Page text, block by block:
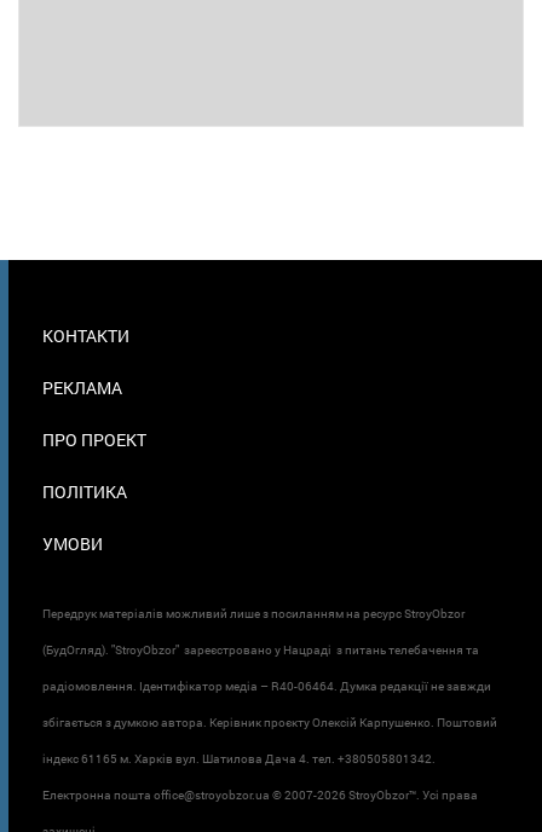
В
КОНТАКТИ
РЕКЛАМА
ПРО ПРОЕКТ
ПОЛІТИКА
УМОВИ
Передрук матеріалів можливий лише з посиланням на ресурс StroyObzor
(БудОгляд). "StroyObzor" зареєстровано у Нацраді з питань телебачення та
радіомовлення. Ідентифікатор медіа – R40-06464. Думка редакції не завжди
збігається з думкою автора. Керівник проєкту Олексій Карпушенко. Поштовий
індекс 61165 м. Харків вул. Шатилова Дача 4. тел. +380505801342.
Електронна пошта office@stroyobzor.ua © 2007-2026 StroyObzor™. Усі права